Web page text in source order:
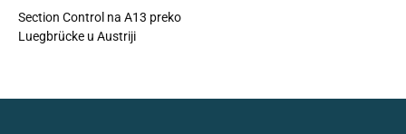
Section Control na A13 preko
Luegbrücke u Austriji